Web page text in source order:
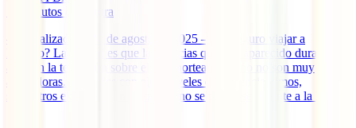
minutos de lectura
– Actualizado el 22 de agosto de 2025 – ¿Es seguro viajar a
México? La verdad es que las noticias que han aparecido durante
años en la televisión sobre el país norteamericano no son muy
alentadoras. Ciudades con altos niveles de violencia, timos,
secuestros exprés… Sin embargo, no se puede ser tajante a la hora